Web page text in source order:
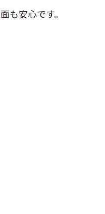
も安心です。